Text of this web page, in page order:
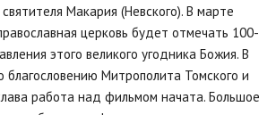
Макария (Невского). В марте
церковь будет отмечать 100-
этого великого угодника Божия. В
благословению Митрополита Томского и
работа над фильмом начата. Большое